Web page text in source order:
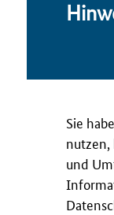
Sie
nutzen,
und